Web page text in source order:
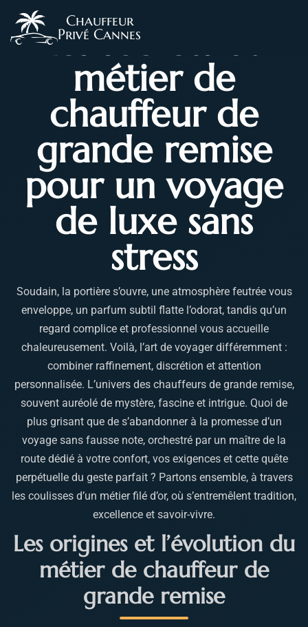
Chauffeur
Privé Cannes
Les secrets du
métier de
chauffeur de
grande remise
pour un voyage
de luxe sans
stress
Soudain, la portière s’ouvre, une atmosphère feutrée vous
enveloppe, un parfum subtil flatte l’odorat, tandis qu’un
regard complice et professionnel vous accueille
chaleureusement. Voilà, l’art de voyager différemment :
combiner raffinement, discrétion et attention
personnalisée. L’univers des chauffeurs de grande remise,
souvent auréolé de mystère, fascine et intrigue. Quoi de
plus grisant que de s’abandonner à la promesse d’un
voyage sans fausse note, orchestré par un maître de la
route dédié à votre confort, vos exigences et cette quête
perpétuelle du geste parfait ? Partons ensemble, à travers
les coulisses d’un métier filé d’or, où s’entremêlent tradition,
excellence et savoir-vivre.
Les origines et l’évolution du
métier de chauffeur de
grande remise